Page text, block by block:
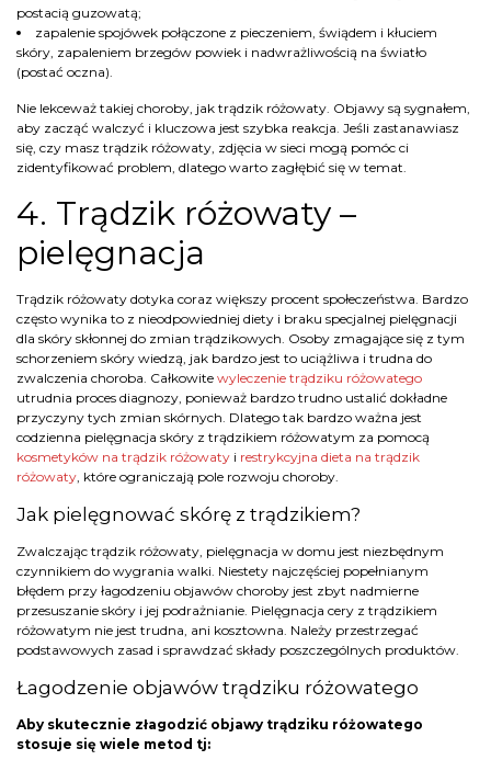
postacią guzowatą;
zapalenie spojówek połączone z pieczeniem, świądem i kłuciem
skóry, zapaleniem brzegów powiek i nadwrażliwością na światło
(postać oczna).
Nie lekceważ takiej choroby, jak trądzik różowaty. Objawy są sygnałem,
aby zacząć walczyć i kluczowa jest szybka reakcja. Jeśli zastanawiasz
się, czy masz trądzik różowaty, zdjęcia w sieci mogą pomóc ci
zidentyfikować problem, dlatego warto zagłębić się w temat.
4. Trądzik różowaty –
pielęgnacja
Trądzik różowaty dotyka coraz większy procent społeczeństwa. Bardzo
często wynika to z nieodpowiedniej diety i braku specjalnej pielęgnacji
dla skóry skłonnej do zmian trądzikowych. Osoby zmagające się z tym
schorzeniem skóry wiedzą, jak bardzo jest to uciążliwa i trudna do
zwalczenia choroba. Całkowite wyleczenie trądziku różowatego
utrudnia proces diagnozy, ponieważ bardzo trudno ustalić dokładne
przyczyny tych zmian skórnych. Dlatego tak bardzo ważna jest
codzienna pielęgnacja skóry z trądzikiem różowatym za pomocą
kosmetyków na trądzik różowaty i restrykcyjna dieta na trądzik
różowaty, które ograniczają pole rozwoju choroby.
Jak pielęgnować skórę z trądzikiem?
Zwalczając trądzik różowaty, pielęgnacja w domu jest niezbędnym
czynnikiem do wygrania walki. Niestety najczęściej popełnianym
błędem przy łagodzeniu objawów choroby jest zbyt nadmierne
przesuszanie skóry i jej podrażnianie. Pielęgnacja cery z trądzikiem
różowatym nie jest trudna, ani kosztowna. Należy przestrzegać
podstawowych zasad i sprawdzać składy poszczególnych produktów.
Łagodzenie objawów trądziku różowatego
Aby skutecznie złagodzić objawy trądziku różowatego
stosuje się wiele metod tj: